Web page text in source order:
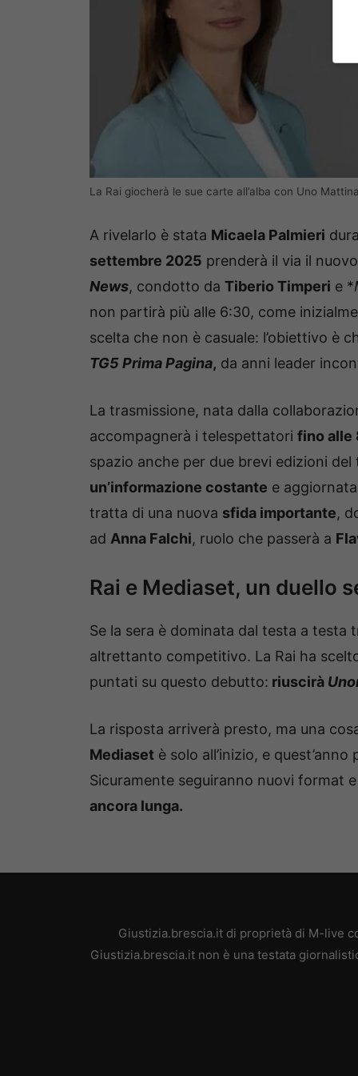
La Rai giocherà le sue carte all’alba con Uno
A rivelarlo è stata Micaela Palmieri
settembre 2025 prenderà il via il
News, condotto da Tiberio Timperi e *
non partirà più alle 6:30, come
scelta che non è casuale: l’obiettivo è
TG5 Prima Pagina, da anni leader
La trasmissione, nata dalla
accompagnerà i telespettatori fino alle
spazio anche per due brevi edizioni
un’informazione costante e
tratta di una nuova sfida importante,
ad Anna Falchi, ruolo che passerà a
Rai e Mediaset, un duello
Se la sera è dominata dal testa a testa
altrettanto competitivo. La Rai ha
puntati su questo debutto: riuscirà
La risposta arriverà presto, ma una
Mediaset è solo all’inizio, e
Sicuramente seguiranno nuovi format
ancora lunga.
Giustizia.brescia.it di proprietà di M-live
Giustizia.brescia.it non è una testata